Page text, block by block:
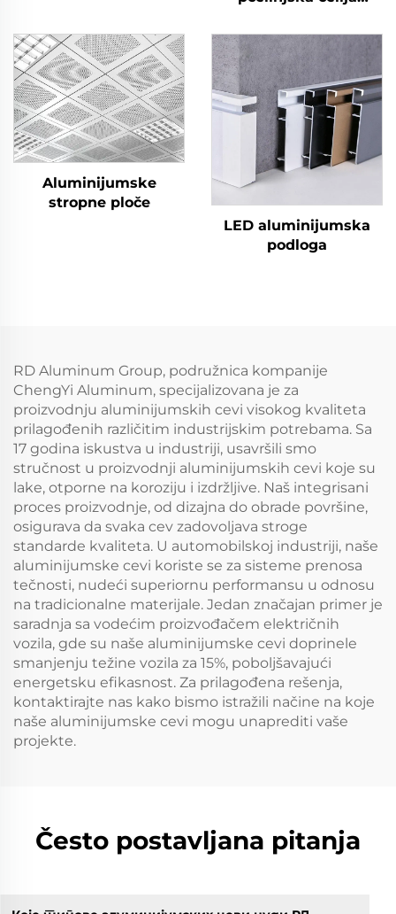
Aluminijumske
stropne ploče
LED aluminijumska
podloga
RD Aluminum Group, podružnica kompanije
ChengYi Aluminum, specijalizovana je za
proizvodnju aluminijumskih cevi visokog kvaliteta
prilagođenih različitim industrijskim potrebama. Sa
17 godina iskustva u industriji, usavršili smo
stručnost u proizvodnji aluminijumskih cevi koje su
lake, otporne na koroziju i izdržljive. Naš integrisani
proces proizvodnje, od dizajna do obrade površine,
osigurava da svaka cev zadovoljava stroge
standarde kvaliteta. U automobilskoj industriji, naše
aluminijumske cevi koriste se za sisteme prenosa
tečnosti, nudeći superiornu performansu u odnosu
na tradicionalne materijale. Jedan značajan primer je
saradnja sa vodećim proizvođačem električnih
vozila, gde su naše aluminijumske cevi doprinele
smanjenju težine vozila za 15%, poboljšavajući
energetsku efikasnost. Za prilagođena rešenja,
kontaktirajte nas kako bismo istražili načine na koje
naše aluminijumske cevi mogu unaprediti vaše
projekte.
Često postavljana pitanja